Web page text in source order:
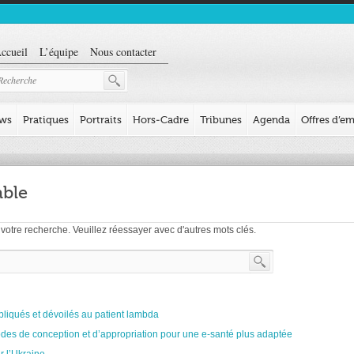
L’équipe Nous contacter
Pratiques Portraits Hors-Cadre Tribunes Agenda Offres
recherche. Veuillez réessayer avec d'autres mots clés.
et dévoilés au patient lambda
de conception et d’appropriation pour une e-santé plus adaptée